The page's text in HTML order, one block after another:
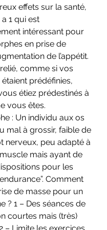
effets sur la santé,
1 qui est
intéressant pour
en prise de
de l’appétit.
comme si vos
prédéfinies,
étiez prédestinés à
vous êtes.
: Un individu aux os
mal à grossir, faible de
nerveux, peu adapté à
mais ayant de
pour les
Comment
de masse pour un
? 1 – Des séances de
courtes mais (très)
– Limite les exercices